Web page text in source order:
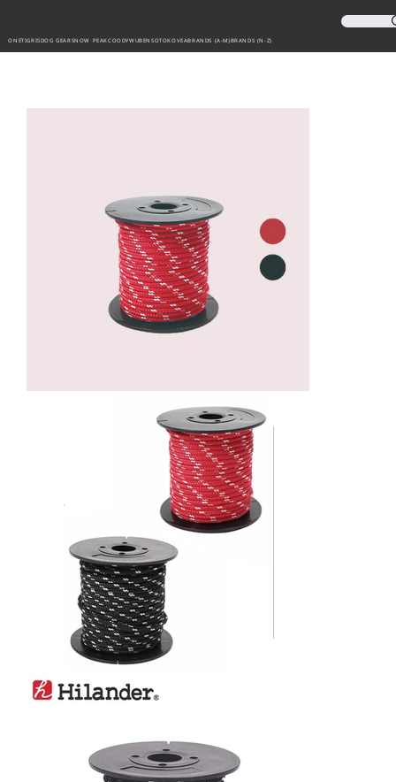
ONETIGRISDOG GEARSNOW PEAKCOODYWUBENSOTOKOVEABRANDS (A-M)BRANDS (N-Z)